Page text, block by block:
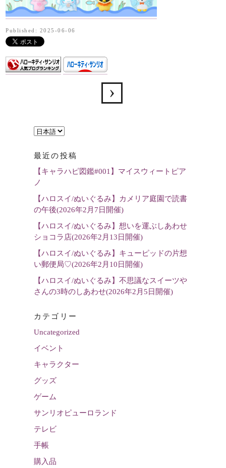
Published: 2025-06-06
言
を
選
最近の投稿
【キャラハピ図鑑#001】マイスウィートピア
ノ
【ハロスイ/ぬいぐるみ】カメリア庭園で読書
の午後(2026年2月7日開催)
【ハロスイ/ぬいぐるみ】想いを運ぶしあわせ
ショコラ店(2026年2月13日開催)
【ハロスイ/ぬいぐるみ】キューピッドの片想
い郵便局♡(2026年2月10日開催)
【ハロスイ/ぬいぐるみ】不思議なスイーツや
さんの3時のしあわせ(2026年2月5日開催)
カテゴリー
Uncategorized
イベント
キャラクター
グッズ
ゲーム
サンリオピューロランド
テレビ
手帳
購入品